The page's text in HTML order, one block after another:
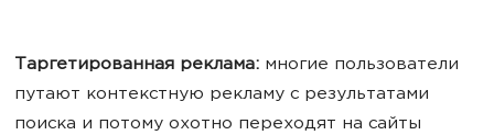
Таргетированная реклама: многие пользователи
путают контекстную рекламу с результатами
поиска и потому охотно переходят на сайты